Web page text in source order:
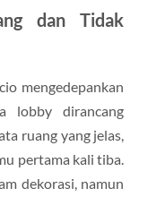
dan Tidak
mengedepankan
lobby dirancang
ruang yang jelas,
pertama kali tiba.
dekorasi, namun